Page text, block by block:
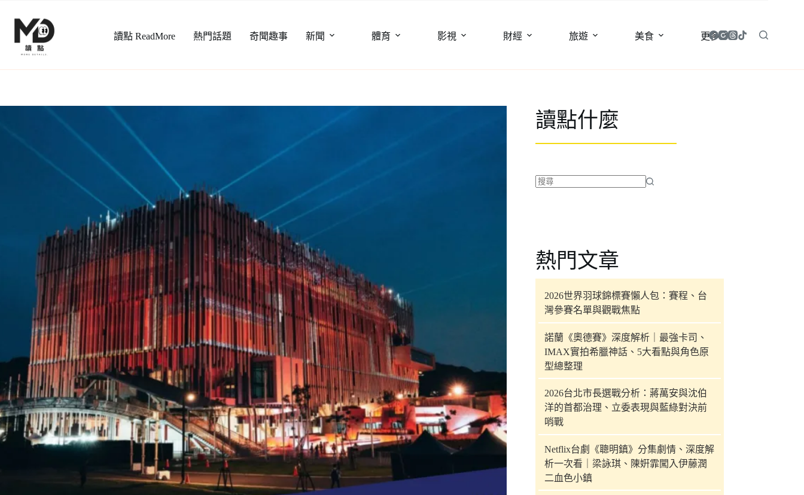
讀點 ReadMore 熱門話題 奇聞趣事 新聞 體育 影視 財經 旅遊 美食 更多
讀點什麼
合
條
件
果
熱門文章
2026世界羽球錦標賽懶人包：賽程、台
灣參賽名單與觀戰焦點
諾蘭《奧德賽》深度解析｜最強卡司、
IMAX實拍希臘神話、5大看點與角色原
型總整理
2026台北市長選戰分析：蔣萬安與沈伯
洋的首都治理、立委表現與藍綠對決前
哨戰
Netflix台劇《聰明鎮》分集劇情、深度解
析一次看｜梁詠琪、陳姸霏闖入伊藤潤
二血色小鎮